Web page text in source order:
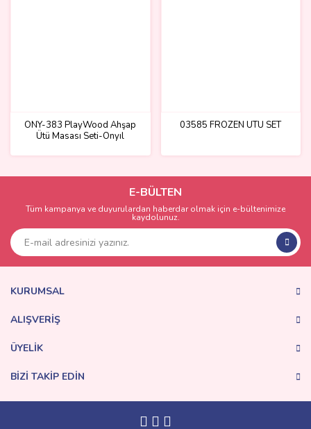
ONY-383 PlayWood Ahşap
Ütü Masası Seti-Onyıl
03585 FROZEN ÜTÜ SET
E-BÜLTEN
Tüm kampanya ve duyurulardan haberdar olmak için e-bültenimize
kaydolunuz.
KURUMSAL
ALIŞVERİŞ
ÜYELİK
BİZİ TAKİP EDİN